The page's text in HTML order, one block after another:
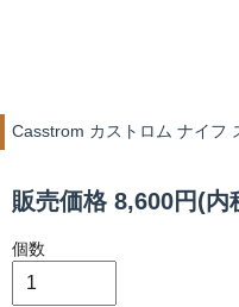
Casstrom カストロム ナイフ
販売価格 8,600円(内
個数